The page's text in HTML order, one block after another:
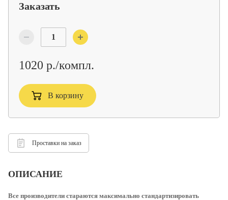
Заказать
1020 р./компл.
В корзину
Проставки на заказ
ОПИСАНИЕ
Все производители стараются максимально стандартизировать